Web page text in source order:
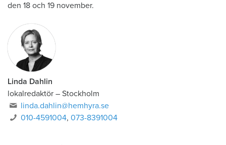
den 18 och 19 november.
Linda Dahlin
lokalredaktör – Stockholm
linda.dahlin@hemhyra.se
010-4591004,073-8391004